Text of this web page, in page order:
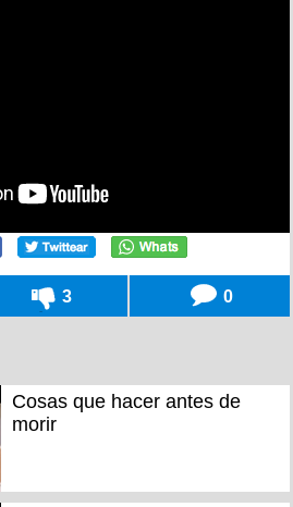
3 0
Cosas que hacer antes de
morir